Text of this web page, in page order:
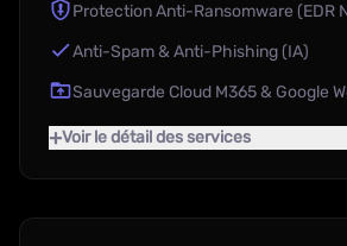
Protection Anti-Ransomware (EDR
Anti-Spam & Anti-Phishing (IA)
Sauvegarde Cloud M365 & Google
+Voir le détail des services